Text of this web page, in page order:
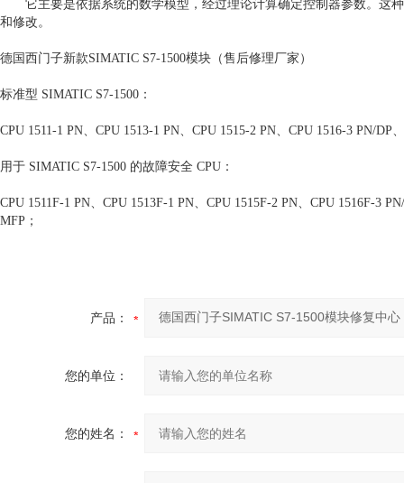
它主要是依据系统的数学模型，经过理论计算确定控制器参数。这
和修改。
德国西门子新款SIMATIC S7-1500模块（售后修理厂家）
标准型 SIMATIC S7-1500：
CPU 1511-1 PN、CPU 1513-1 PN、CPU 1515-2 PN、CPU 1516-3 PN/
用于 SIMATIC S7-1500 的故障安全 CPU：
CPU 1511F-1 PN、CPU 1513F-1 PN、CPU 1515F-2 PN、CPU 1516F-3
MFP；
产品：
您的单位：
您的姓名：